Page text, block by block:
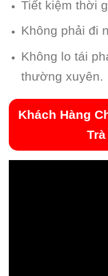
Tiết kiệm thời
Không phải đi
Không lo tái
thường xuyên.
Khách Hàng